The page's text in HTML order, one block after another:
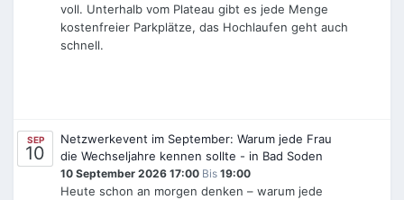
voll. Unterhalb vom Plateau gibt es jede Menge
kostenfreier Parkplätze, das Hochlaufen geht auch
schnell.
SEP
10
Netzwerkevent im September: Warum jede Frau
die Wechseljahre kennen sollte - in Bad Soden
10 September 2026 17:00 Bis 19:00
Heute schon an morgen denken – warum jede